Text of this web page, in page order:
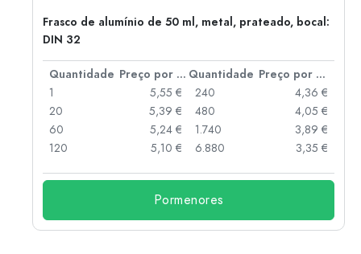
Frasco de alumínio de 50 ml, metal, prateado, bocal:
DIN 32
Quantidade Preço por peça Quantidade
Preço por peça
1
5,55 €
20
5,39 €
60
5,24 €
120
5,10 €
240
4,36 €
480
4,05 €
1.740
3,89 €
6.880
3,35 €
Pormenores